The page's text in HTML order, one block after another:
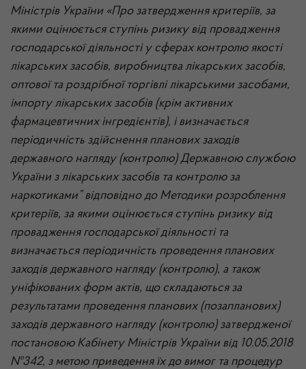
Міністрів України «Про затвердження критеріїв, за
якими оцінюється ступінь ризику від провадження
господарської діяльності у сферах контролю якості
лікарських засобів, виробництва лікарських засобів,
оптової та роздрібної торгівлі лікарськими засобами,
імпорту лікарських засобів (крім активних
фармацевтичних інгредієнтів), і визначається
періодичність здійснення планових заходів
державного нагляду (контролю) Державною службою
України з лікарських засобів та контролю за
наркотиками ”відповіднодо Методики розроблення
критеріїв, за якими оцінюється ступінь ризику від
провадження господарської діяльності та
визначається періодичність проведення планових
заходів державного нагляду (контролю), а також
уніфікованих форм актів, що складаються за
результатами проведення планових (позапланових)
заходів державного нагляду (контролю) затвердженої
постановою Кабінету Міністрів України від 10.05.2018
№342, з метою приведення їх до вимог та процедур